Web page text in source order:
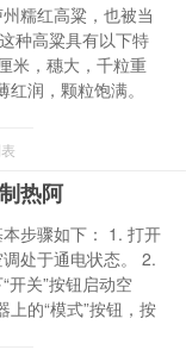
糯红高粱，也被当
种高粱具有以下特
米，穗大，千粒重
润，颗粒饱满。
热阿
步骤如下： 1. 打开
处于通电状态。 2.
开关”按钮启动空
上的“模式”按钮，按